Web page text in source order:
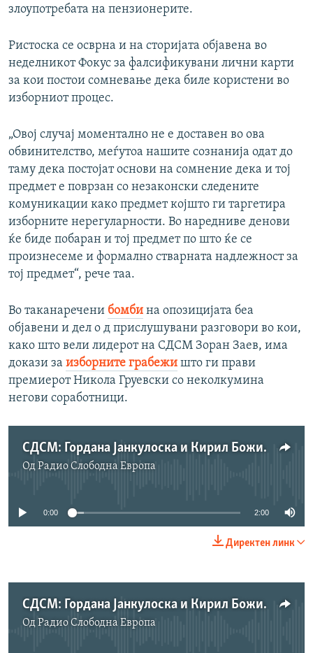
злоупотребата на пензионерите.
Ристоска се осврна и на сторијата објавена во
неделникот Фокус за фалсификувани лични карти
за кои постои сомневање дека биле користени во
изборниот процес.
„Овој случај моментално не е доставен во ова
обвинителство, меѓутоа нашите сознанија одат до
таму дека постојат основи на сомнение дека и тој
предмет е поврзан со незаконски следените
комуникации како предмет којшто ги таргетира
изборните нерегуларности. Во наредниве денови
ќе биде побаран и тој предмет по што ќе се
произнесеме и формално стварната надлежност за
тој предмет“, рече таа.
Во таканаречени бомби на опозицијата беа
објавени и дел о д прислушувани разговори во кои,
како што вели лидерот на СДСМ Зоран Заев, има
докази за изборните грабежи што ги прави
премиерот Никола Груевски со неколкумина
негови соработници.
СДСМ: Гордана Јанкулоска и Кирил Божиновски
ОдРадио Слободна Eвропа
No media source currently available
0:00 2:00
Директен линк
СДСМ: Гордана Јанкулоска и Кирил Божиновски 2
ОдРадио Слободна Eвропа
No media source currently available